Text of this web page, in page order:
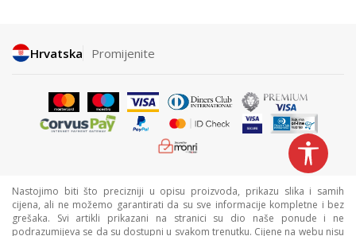
Hrvatska Promijenite
Nastojimo biti što precizniji u opisu proizvoda, prikazu slika i samih
cijena, ali ne možemo garantirati da su sve informacije kompletne i bez
grešaka. Svi artikli prikazani na stranici su dio naše ponude i ne
podrazumijeva se da su dostupni u svakom trenutku. Cijene na webu nisu